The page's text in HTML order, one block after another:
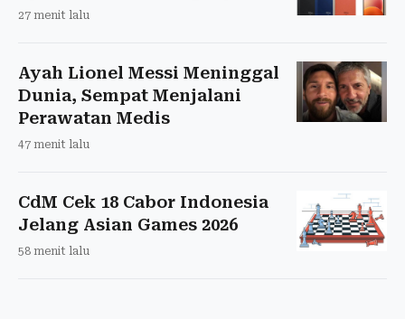
27 menit lalu
Ayah Lionel Messi Meninggal
Dunia, Sempat Menjalani
Perawatan Medis
47 menit lalu
CdM Cek 18 Cabor Indonesia
Jelang Asian Games 2026
58 menit lalu